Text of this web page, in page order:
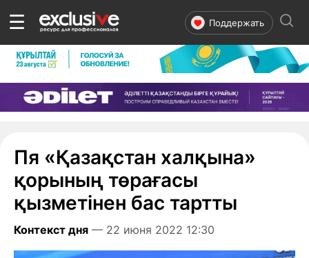
☰ Поддержать
Пя «Қазақстан халқына»
қорының төрағасы
қызметінен бас тартты
Контекст дня — 22 июня 2022 12:30